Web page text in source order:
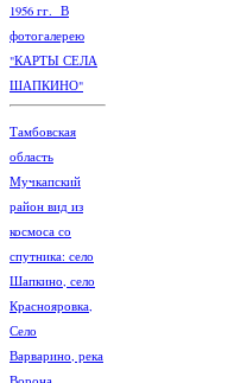
1956 гг. В
фотогалерею
"КАРТЫ СЕЛА
ШАПКИНО"
Тамбовская
область
Мучкапский
район вид из
космоса со
спутника: село
Шапкино, село
Краснояровка,
Село
Варварино, река